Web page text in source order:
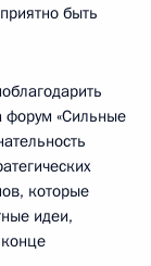
быть
форум «Сильные
которые
идеи,